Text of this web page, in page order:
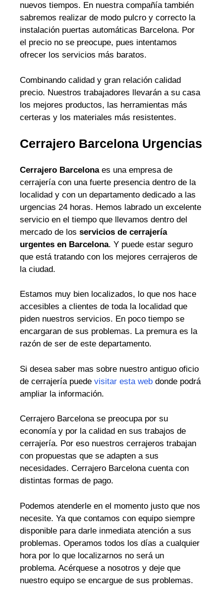
nuevos tiempos. En nuestra compañía también
sabremos realizar de modo pulcro y correcto la
instalación puertas automáticas Barcelona. Por
el precio no se preocupe, pues intentamos
ofrecer los servicios más baratos.
Combinando calidad y gran relación calidad
precio. Nuestros trabajadores llevarán a su casa
los mejores productos, las herramientas más
certeras y los materiales más resistentes.
Cerrajero Barcelona Urgencias
Cerrajero Barcelonaes una empresa de
cerrajería con una fuerte presencia dentro de la
localidad y con un departamento dedicado a las
urgencias 24 horas. Hemos labrado un excelente
servicio en el tiempo que llevamos dentro del
mercado de los servicios de cerrajería
urgentes en Barcelona. Y puede estar seguro
que está tratando con los mejores cerrajeros de
la ciudad.
Estamos muy bien localizados, lo que nos hace
accesibles a clientes de toda la localidad que
piden nuestros servicios. En poco tiempo se
encargaran de sus problemas. La premura es la
razón de ser de este departamento.
Si desea saber mas sobre nuestro antiguo oficio
de cerrajería puede visitar esta web donde podrá
ampliar la información.
Cerrajero Barcelona se preocupa por su
economía y por la calidad en sus trabajos de
cerrajería. Por eso nuestros cerrajeros trabajan
con propuestas que se adapten a sus
necesidades. Cerrajero Barcelona cuenta con
distintas formas de pago.
Podemos atenderle en el momento justo que nos
necesite. Ya que contamos con equipo siempre
disponible para darle inmediata atención a sus
problemas. Operamos todos los días a cualquier
hora por lo que localizarnos no será un
problema. Acérquese a nosotros y deje que
nuestro equipo se encargue de sus problemas.